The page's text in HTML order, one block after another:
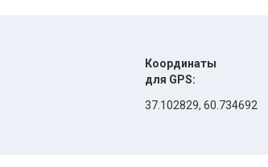
Координаты
для GPS:
37.102829, 60.734692